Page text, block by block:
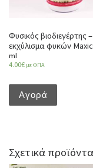
Φυσικός βιοδιεγέρτης –
εκχύλισμα φυκών
ml
4.00€ με ΦΠΑ
Αγορά
Σχετικά προϊόντα